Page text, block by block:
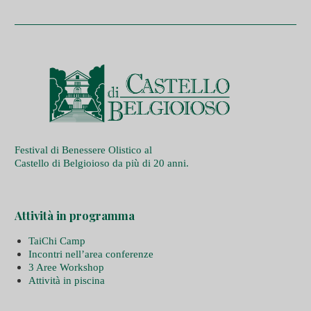
Festival di Benessere Olistico al
Castello di Belgioioso da più di 20 anni.
Attività in programma
TaiChi Camp
Incontri nell’area conferenze
3 Aree Workshop
Attività in piscina